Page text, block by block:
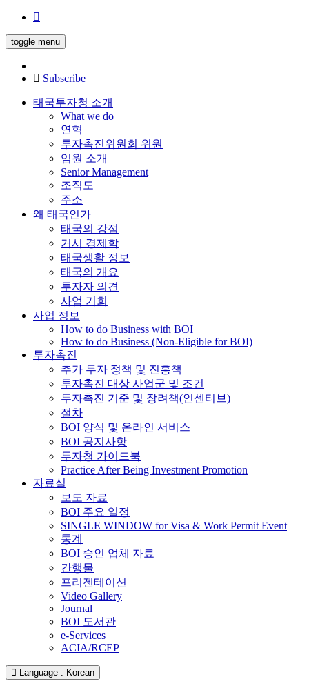
toggle menu
Subscribe
태국투자청 소개
What we do
연혁
투자촉진위원회 위원
임원 소개
Senior Management
조직도
주소
왜 태국인가
태국의 강점
거시 경제학
태국생활 정보
태국의 개요
투자자 의견
사업 기회
사업 정보
How to do Business with BOI
How to do Business (Non-Eligible for BOI)
투자촉진
추가 투자 정책 및 진흥책
투자촉진 대상 사업군 및 조건
투자촉진 기준 및 장려책(인센티브)
절차
BOI 양식 및 온라인 서비스
BOI 공지사항
투자청 가이드북
Practice After Being Investment Promotion
자료실
보도 자료
BOI 주요 일정
SINGLE WINDOW for Visa & Work Permit Event
통계
BOI 승인 업체 자료
간행물
프리젠테이션
Video Gallery
Journal
BOI 도서관
e-Services
ACIA/RCEP
Language : Korean